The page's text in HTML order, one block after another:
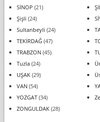
SİNOP (21)
Şişli (24)
Sultanbeyli (24)
TEKİRDAĞ(47)
TRABZON(45)
Tuzla(24)
UŞAK(29)
VAN(54)
YOZGAT(34)
ZONGULDAK(28)